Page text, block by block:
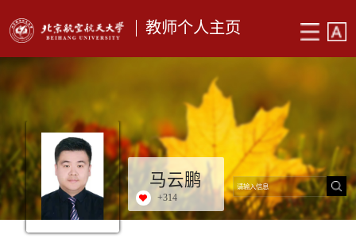
教师个人主页
马云鹏
+314